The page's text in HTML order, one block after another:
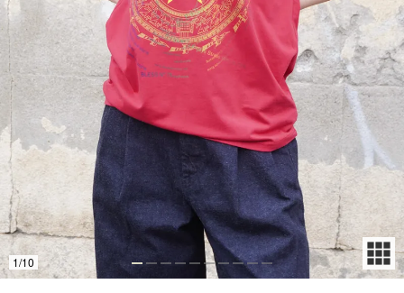
UNIVERSAL PRODUCTS.
EVCON
MY___
1LDK STAND
SEARCH
1/10